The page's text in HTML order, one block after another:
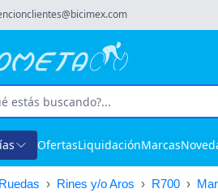
OfertasLiquidaciónMarcas
› Rines y/o Aros › R700 ›